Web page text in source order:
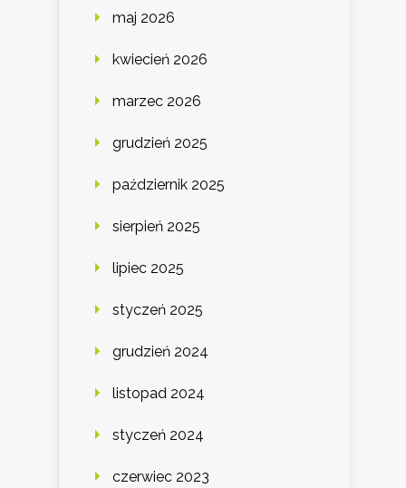
maj 2026
kwiecień 2026
marzec 2026
grudzień 2025
październik 2025
sierpień 2025
lipiec 2025
styczeń 2025
grudzień 2024
listopad 2024
styczeń 2024
czerwiec 2023